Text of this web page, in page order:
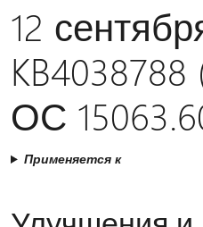
12
ОС
Применяется к